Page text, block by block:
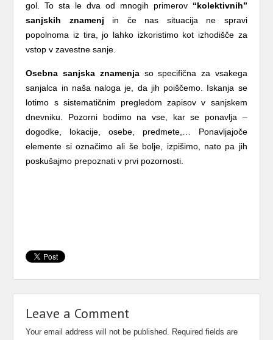
gol. To sta le dva od mnogih primerov “kolektivnih”
sanjskih znamenj in če nas situacija ne spravi
popolnoma iz tira, jo lahko izkoristimo kot izhodišče za
vstop v zavestne sanje.
Osebna sanjska znamenjaso specifična za vsakega
sanjalca in naša naloga je, da jih poiščemo. Iskanja se
lotimo s sistematičnim pregledom zapisov v sanjskem
dnevniku. Pozorni bodimo na vse, kar se ponavlja –
dogodke, lokacije, osebe, predmete,… Ponavljajoče
elemente si označimo ali še bolje, izpišimo, nato pa jih
poskušajmo prepoznati v prvi pozornosti.
Leave a Comment
Your email address will not be published. Required fields are